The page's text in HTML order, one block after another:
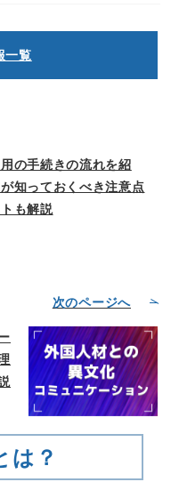
一覧
の手続きの流れを紹
知っておくべき注意点
も解説
次のページへ
は？